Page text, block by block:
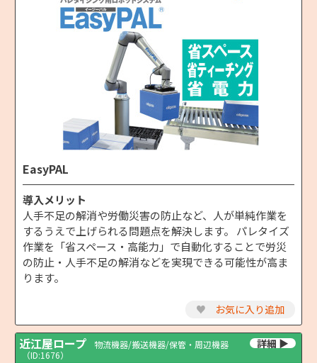
EasyPAL
導入メリット
人手不足の解消や労働災害の防止など、人が単純作業を
するうえで上げられる問題点を解決します。 パレタイズ
作業を「省スペース・高能力」で自動化することで労災
の防止・人手不足の解消などを実現できる可能性が高ま
ります。
♥ お気に入り追加
近江屋ロープ
物流機器/搬送機器/保管・周辺機器
（ID:1676）